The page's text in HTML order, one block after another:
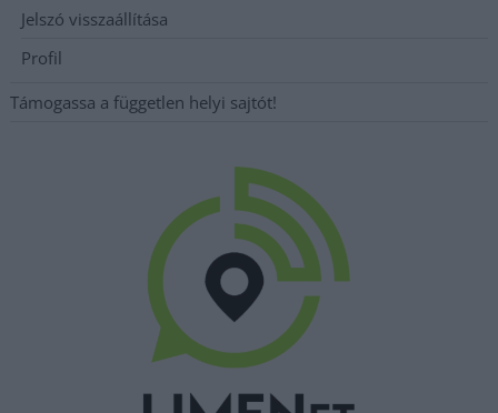
Jelszó visszaállítása
Profil
Támogassa a független helyi sajtót!